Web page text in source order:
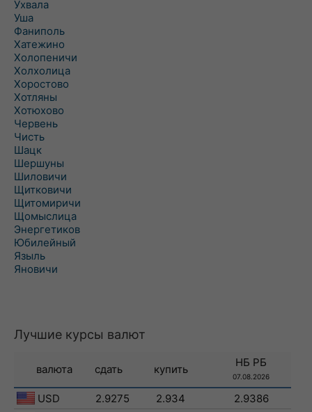
Ухвала
Уша
Фаниполь
Хатежино
Холопеничи
Холхолица
Хоростово
Хотляны
Хотюхово
Червень
Чисть
Шацк
Шершуны
Шиловичи
Щитковичи
Щитомиричи
Щомыслица
Энергетиков
Юбилейный
Языль
Яновичи
Лучшие курсы валют
валюта сдать купить
НБ РБ
07.08.2026
USD 2.9275 2.934
2.9386